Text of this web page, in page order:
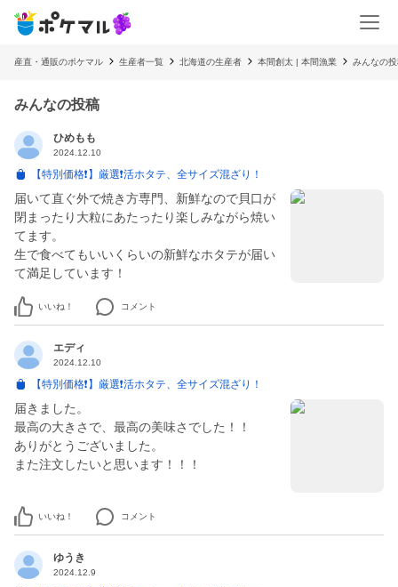
産直・通販のポケマル 生産者一覧 北海道の生産者 本間創太 | 本間漁業 みんなの
みんなの投稿
ひめもも
2024.12.10
【特別価格❗️】厳選❗️活ホタテ、全サイズ混ざり！
届いて直ぐ外で焼き方専門、新鮮なので貝口が
閉まったり大粒にあたったり楽しみながら焼い
てます。
生で食べてもいいくらいの新鮮なホタテが届い
て満足しています！
いいね！ コメント
エディ
2024.12.10
【特別価格❗️】厳選❗️活ホタテ、全サイズ混ざり！
届きました。
最高の大きさで、最高の美味さでした！！
ありがとうございました。
また注文したいと思います！！！
いいね！ コメント
ゆうき
2024.12.9